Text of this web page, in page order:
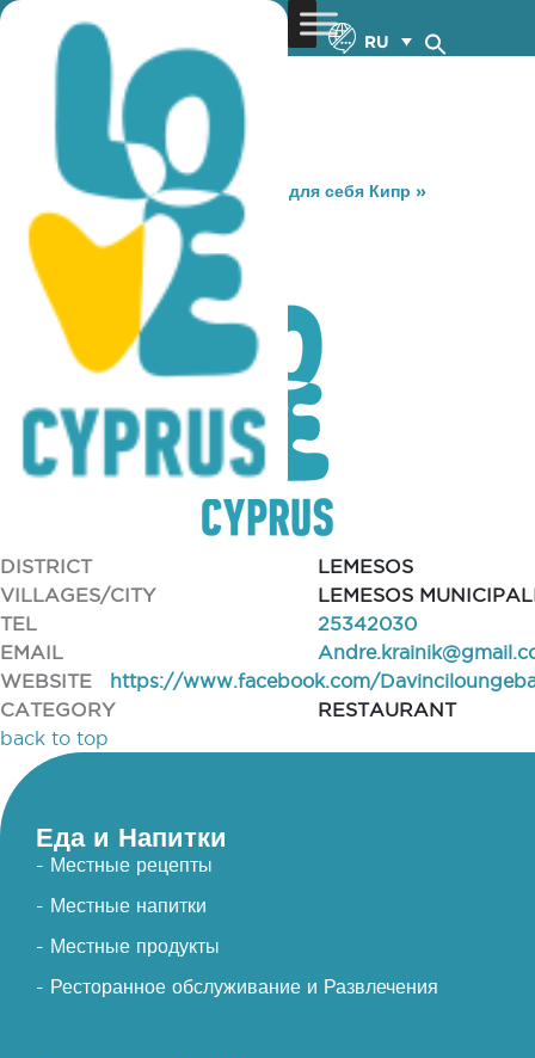
RU
You are here: Home»Откройте для себя Кипр »
Gastronomy
OLD DA VINCI
OLD DA VINCI
DISTRICT
LEMESOS
VILLAGES/CITY
LEMESOS
TEL
25342030
EMAIL
WEBSITE
https://www.facebook.com/
CATEGORY
RESTAURANT
back to top
Еда и Напитки
- Местные рецепты
- Местные напитки
- Местные продукты
- Ресторанное обслуживание и Развлечения